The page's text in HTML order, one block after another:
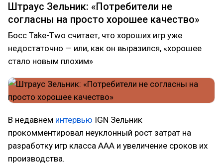
Штраус Зельник: «Потребители не
согласны на просто хорошее качество»
Босс Take-Two считает, что хороших игр уже
недостаточно — или, как он выразился, «хорошее
стало новым плохим»
В недавнем интервью IGN Зельник
прокомментировал неуклонный рост затрат на
разработку игр класса AAA и увеличение сроков их
производства.